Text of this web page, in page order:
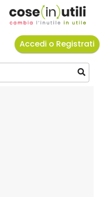
Accedi o Registrati